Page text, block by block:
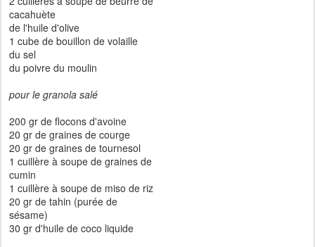
cacahuète
de l'huile d'olive
1 cube de bouillon de volaille
du sel
du poivre du moulin
pour le granola salé
200 gr de flocons d'avoine
20 gr de graines de courge
20 gr de graines de tournesol
1 cuillère à soupe de graines de
cumin
1 cuillère à soupe de miso de riz
20 gr de tahin (purée de
sésame)
30 gr d'huile de coco liquide